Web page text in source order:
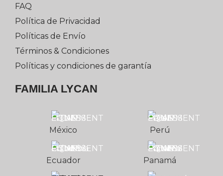
FAQ
Política de Privacidad
Políticas de Envío
Términos & Condiciones
Políticas y condiciones de garantía
FAMILIA LYCAN
México
Ecuador
Perú
Panamá